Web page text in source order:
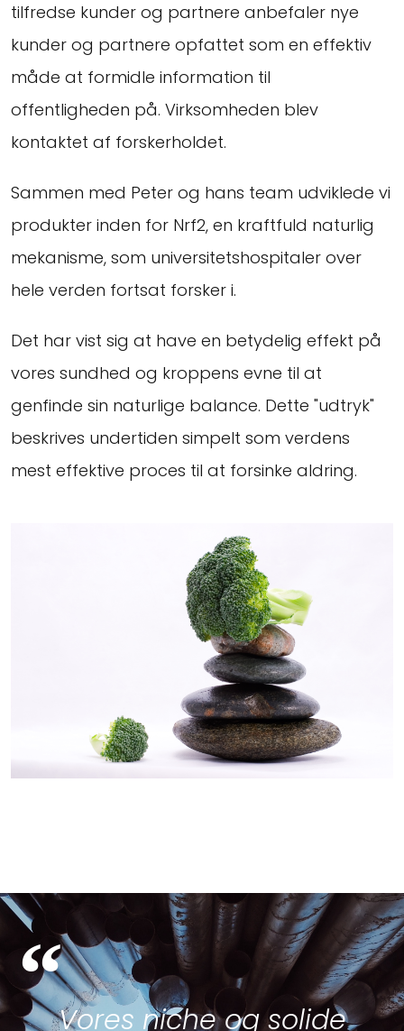
tilfredse kunder og partnere anbefaler nye
kunder og partnere opfattet som en effektiv
måde at formidle information til
offentligheden på. Virksomheden blev
kontaktet af forskerholdet.
Sammen med Peter og hans team udviklede vi
produkter inden for Nrf2, en kraftfuld naturlig
mekanisme, som universitetshospitaler over
hele verden fortsat forsker i.
Det har vist sig at have en betydelig effekt på
vores sundhed og kroppens evne til at
genfinde sin naturlige balance. Dette "udtryk"
beskrives undertiden simpelt som verdens
mest effektive proces til at forsinke aldring.
“Vores niche og solide